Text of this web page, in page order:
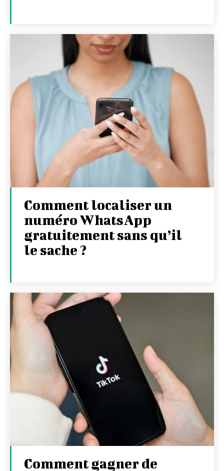
Comment localiser un
numéro WhatsApp
gratuitement sans qu’il
le sache ?
Comment gagner de